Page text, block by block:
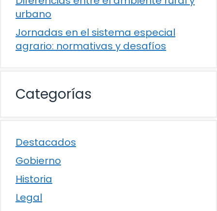
urbano
Jornadas en el sistema especial
agrario: normativas y desafíos
Categorías
Destacados
Gobierno
Historia
Legal